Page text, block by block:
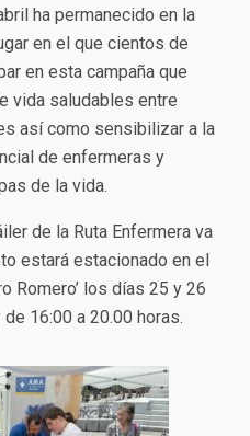
ha permanecido en la
en el que cientos de
en esta campaña que
vida saludables entre
así como sensibilizar a la
de enfermeras y
de la vida.
de la Ruta Enfermera va
estará estacionado en el
Romero’ los días 25 y 26
16:00 a 20.00 horas.